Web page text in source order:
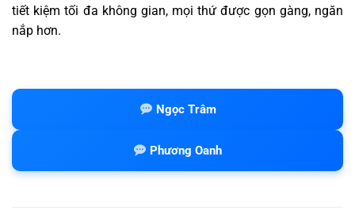
tiết kiệm tối đa không gian, mọi thứ được gọn gàng, ngăn
nắp hơn.
Ngọc Trâm
Phương Oanh